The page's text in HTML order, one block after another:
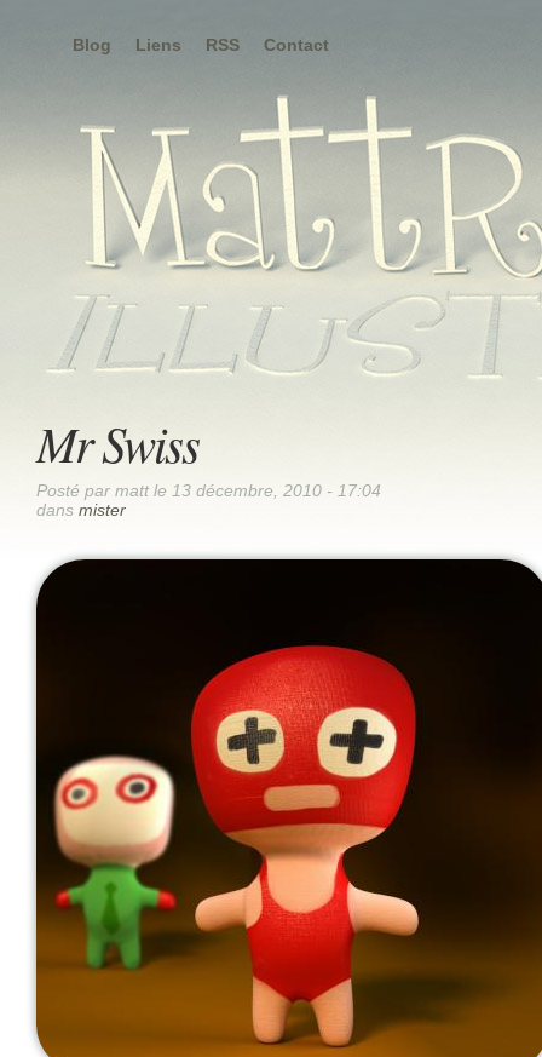
Blog Liens RSS Contact
Mr Swiss
Posté par matt le 13 décembre, 2010 - 17:04
dans mister